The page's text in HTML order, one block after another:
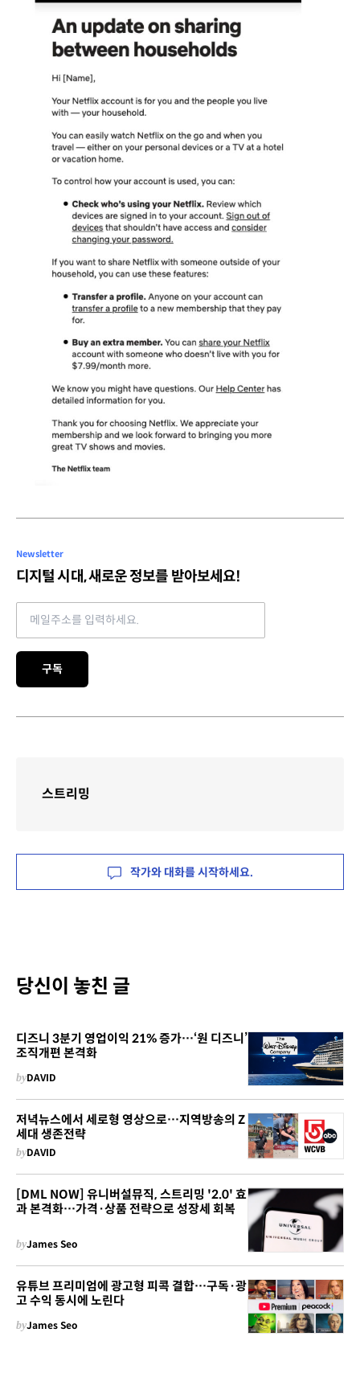
Newsletter
디지털 시대, 새로운 정보를 받아보세요!
Email address
구독
스트리밍
작가와 대화를 시작하세요.
당신이 놓친 글
디즈니 3분기 영업이익 21% 증가…‘원 디즈니’
조직개편 본격화
byDAVID
저녁뉴스에서 세로형 영상으로…지역방송의 Z
세대 생존전략
byDAVID
[DML NOW] 유니버설뮤직, 스트리밍 '2.0' 효
과 본격화…가격·상품 전략으로 성장세 회복
byJames Seo
유튜브 프리미엄에 광고형 피콕 결합…구독·광
고 수익 동시에 노린다
byJames Seo